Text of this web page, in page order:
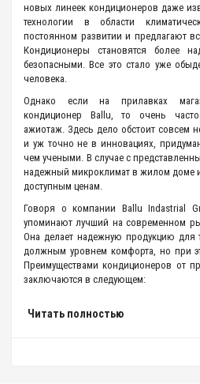
новых линеек кондиционеров даже
технологии в области
постоянном развитии и предлагают
Кондиционеры становятся более
безопасными. Все это стало уже
человека.
Однако если на прилавках
кондиционер Ballu, то очень
ажиотаж. Здесь дело обстоит совсем
и уж точно не в инновациях,
чем учеными. В случае с
надежный микроклимат в жилом доме
доступным ценам.
Говоря о компании Ballu Indastrial
упоминают лучший на современном
Она делает надежную продукцию для
должным уровнем комфорта, но при
Преимуществами кондиционеров от
заключаются в следующем:
надежность;
Читать полностью